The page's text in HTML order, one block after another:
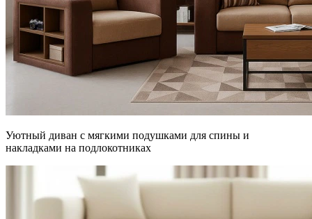
Уютный диван с мягкими подушками для спины и
накладками на подлокотниках